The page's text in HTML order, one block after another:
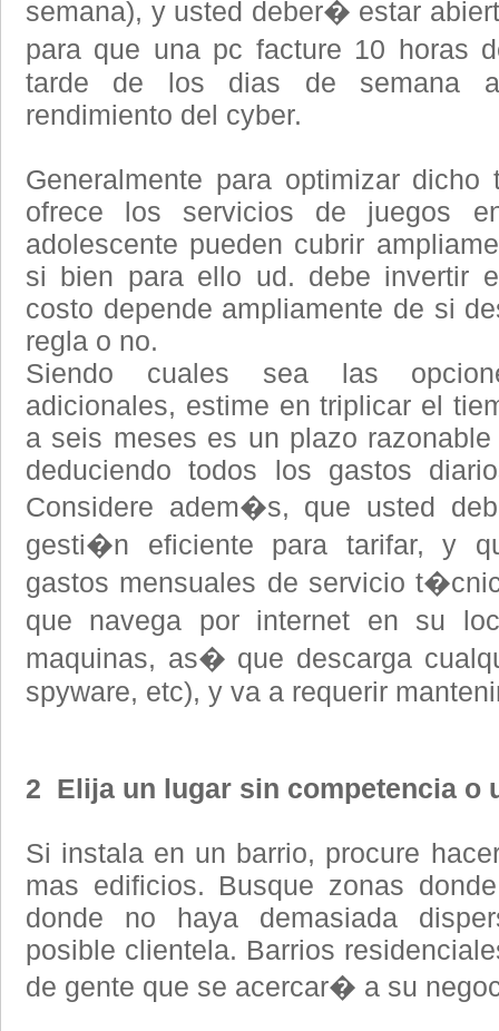
semana), y usted deber� estar
para que una pc facture 10 horas
tarde de los dias de semana
rendimiento del cyber.
Generalmente para optimizar
ofrece los servicios de juegos
adolescente pueden cubrir
si bien para ello ud. debe invertir
costo depende ampliamente de si
regla o no.
Siendo cuales sea las
adicionales, estime en triplicar el
a seis meses es un plazo
deduciendo todos los gastos
Considere adem�s, que usted
gesti�n eficiente para tarifar, y
gastos mensuales de servicio
que navega por internet en su
maquinas, as� que descarga
spyware, etc), y va a requerir
2 Elija un lugar sin competencia o
Si instala en un barrio, procure
mas edificios. Busque zonas
donde no haya demasiada
posible clientela. Barrios
de gente que se acercar� a su